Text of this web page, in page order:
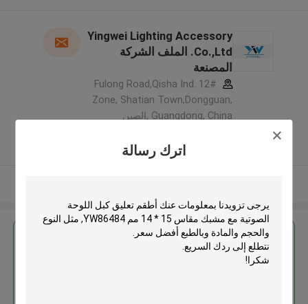
اترك رسالة
Yingwei Lighting Accessory
Co.,Ltd. الملف الشركة
المصنعة
12# Fulong Road,Qisha Ind.
Zone, Shatian Town,Dongguan,
Guangdong, China ,الصين
يدقّق ممون
احصل على افضل سعر ل